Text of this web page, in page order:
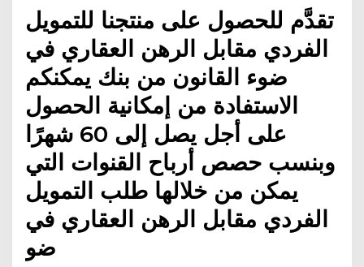
تقدَّم للحصول على منتجنا للتمويل
الفردي مقابل الرهن العقاري في
ضوء القانون من بنك يمكنكم
الاستفادة من إمكانية الحصول
على أجل يصل إلى 60 شهرًا
وبنسب حصص أرباح القنوات التي
يمكن من خلالها طلب التمويل
الفردي مقابل الرهن العقاري في
ضو